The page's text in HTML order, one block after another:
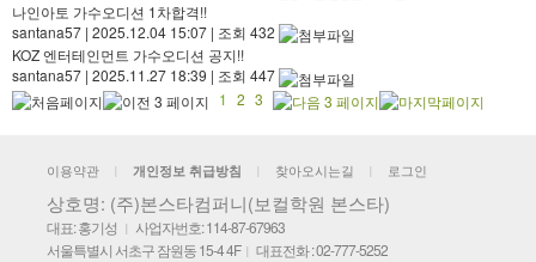
나인아토 가수오디션 1차합격!!
santana57 | 2025.12.04 15:07 | 조회 432
KOZ 엔터테인먼트 가수오디션 공지!!
santana57 | 2025.11.27 18:39 | 조회 447
1 2 3
이용약관 개인정보 취급방침 찾아오시는길 로그인
상호명: (주)본스타컴퍼니(보컬학원 본스타)
대표: 홍기성
사업자번호: 114-87-67963
서울특별시 서초구 잠원동 15-4 4F
대표전화 : 02-777-5252